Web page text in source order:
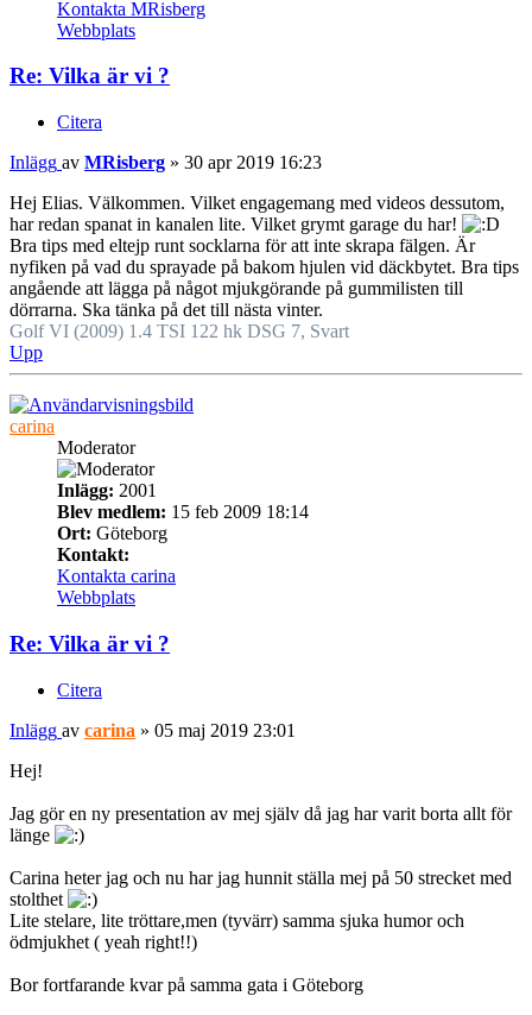
Kontakta MRisberg
Webbplats
Re: Vilka är vi ?
Citera
Inlägg av MRisberg » 30 apr 2019 16:23
Hej Elias. Välkommen. Vilket engagemang med videos dessutom,
har redan spanat in kanalen lite. Vilket grymt garage du har!
Bra tips med eltejp runt socklarna för att inte skrapa fälgen. Är
nyfiken på vad du sprayade på bakom hjulen vid däckbytet. Bra tips
angående att lägga på något mjukgörande på gummilisten till
dörrarna. Ska tänka på det till nästa vinter.
Golf VI (2009) 1.4 TSI 122 hk DSG 7, Svart
Upp
carina
Moderator
Inlägg: 2001
Blev medlem: 15 feb 2009 18:14
Ort: Göteborg
Kontakt:
Kontakta carina
Webbplats
Re: Vilka är vi ?
Citera
Inlägg av carina » 05 maj 2019 23:01
Hej!
Jag gör en ny presentation av mej själv då jag har varit borta allt för
länge
Carina heter jag och nu har jag hunnit ställa mej på 50 strecket med
stolthet
Lite stelare, lite tröttare,men (tyvärr) samma sjuka humor och
ödmjukhet ( yeah right!!)
Bor fortfarande kvar på samma gata i Göteborg